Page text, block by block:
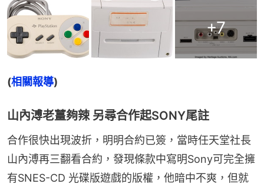
+7
(相關報導)
山內溥老薑夠辣 另尋合作起SONY尾註
合作很快出現波折，明明合約已簽，當時任天堂社長
山內溥再三翻看合約，發現條款中寫明Sony可完全擁
有SNES-CD 光碟版遊戲的版權，他暗中不爽，但就